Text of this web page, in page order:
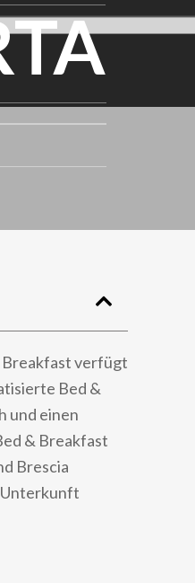
Breakfast verfügt
Bed &
und einen
& Breakfast
Brescia
Unterkunft